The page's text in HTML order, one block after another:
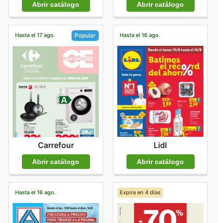
Abrir catálogo Abrir catálogo
Hasta el 17 ago. Popular
Carrefour
Abrir catálogo
Hasta el 16 ago.
Lidl
Abrir catálogo
Hasta el 16 ago. Expira en 4 días